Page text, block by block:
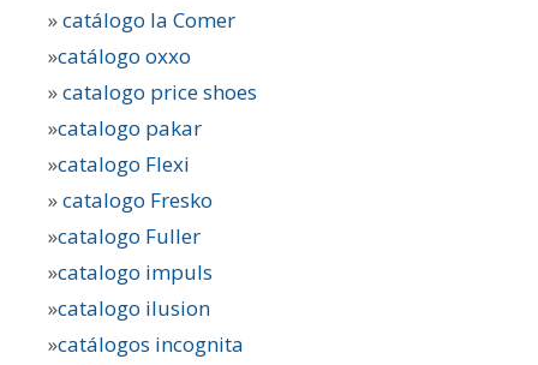
»catálogo la Comer
»catálogo oxxo
»catalogo price shoes
»catalogo pakar
»catalogo Flexi
»catalogo Fresko
»catalogo Fuller
»catalogo impuls
»catalogo ilusion
»catálogos incognita